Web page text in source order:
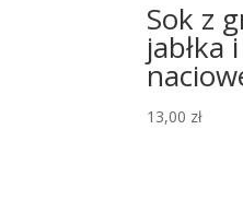
Sok z
jabłka
13,00 zł